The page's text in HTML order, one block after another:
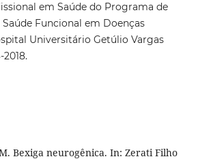
em Saúde do Programa de
Funcional em Doenças
Universitário Getúlio Vargas
Bexiga neurogênica. In: Zerati Filho